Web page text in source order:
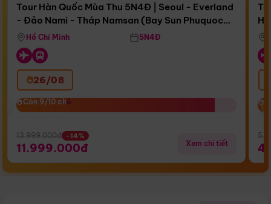
Còn15 ngày 11:53:28
Bay Sun Phuquoc Airways
Tour Hàn Quốc Mùa Thu 5N4Đ | Seoul - Everland
- Đảo Nami - Tháp Namsan (Bay Sun Phuquoc
Airways)
Hồ Chí Minh 5N4Đ
26/08
Còn 9/10 chỗ
Còn 9/10 chỗ
13.999.000đ -14%
11.999.000đ Xem chi tiết